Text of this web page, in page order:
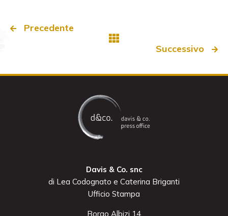
Precedente
Successivo
Davis & Co. snc
di Lea Codognato e Caterina Briganti
Ufficio Stampa
Borgo Albizi 14